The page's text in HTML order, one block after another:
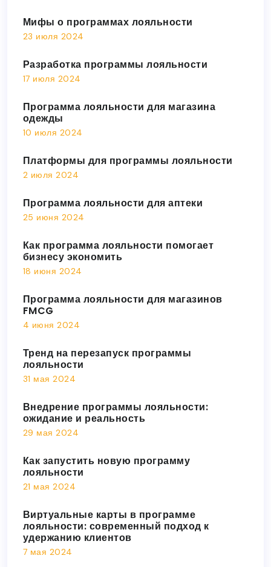
Мифы о программах лояльности
23 июля 2024
Разработка программы лояльности
17 июля 2024
Программа лояльности для магазина
одежды
10 июля 2024
Платформы для программы лояльности
2 июля 2024
Программа лояльности для аптеки
25 июня 2024
Как программа лояльности помогает
бизнесу экономить
18 июня 2024
Программа лояльности для магазинов
FMCG
4 июня 2024
Тренд на перезапуск программы
лояльности
31 мая 2024
Внедрение программы лояльности:
ожидание и реальность
29 мая 2024
Как запустить новую программу
лояльности
21 мая 2024
Виртуальные карты в программе
лояльности: современный подход к
удержанию клиентов
7 мая 2024